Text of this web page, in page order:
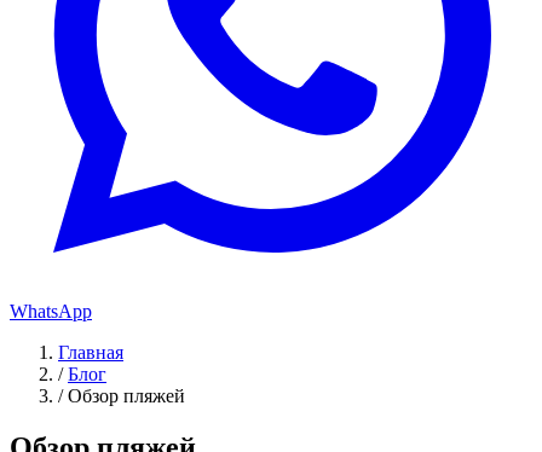
WhatsApp
Главная
/Блог
/Обзор пляжей